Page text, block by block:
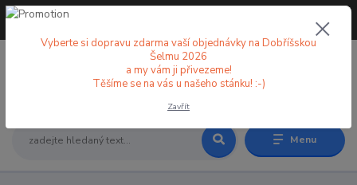
Menu
+420 773 998 582
Vyberte si dopravu zdarma vaší objednávky na Dobříšskou
Šelmu 2026
a my vám ji přivezeme!
Těšíme se na vás u našeho stánku! :-)
Zavřít